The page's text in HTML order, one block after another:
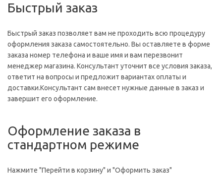
Быстрый заказ
Быстрый заказ позволяет вам не проходить всю процедуру
оформления заказа самостоятельно. Вы оставляете в форме
заказа номер телефона и ваше имя и вам перезвонит
менеджер магазина. Консультант уточнит все условия заказа,
ответит на вопросы и предложит вариантах оплаты и
доставки.Консультант сам внесет нужные данные в заказ и
завершит его оформление.
Оформление заказа в
стандартном режиме
Нажмите "Перейти в корзину" и "Оформить заказ"